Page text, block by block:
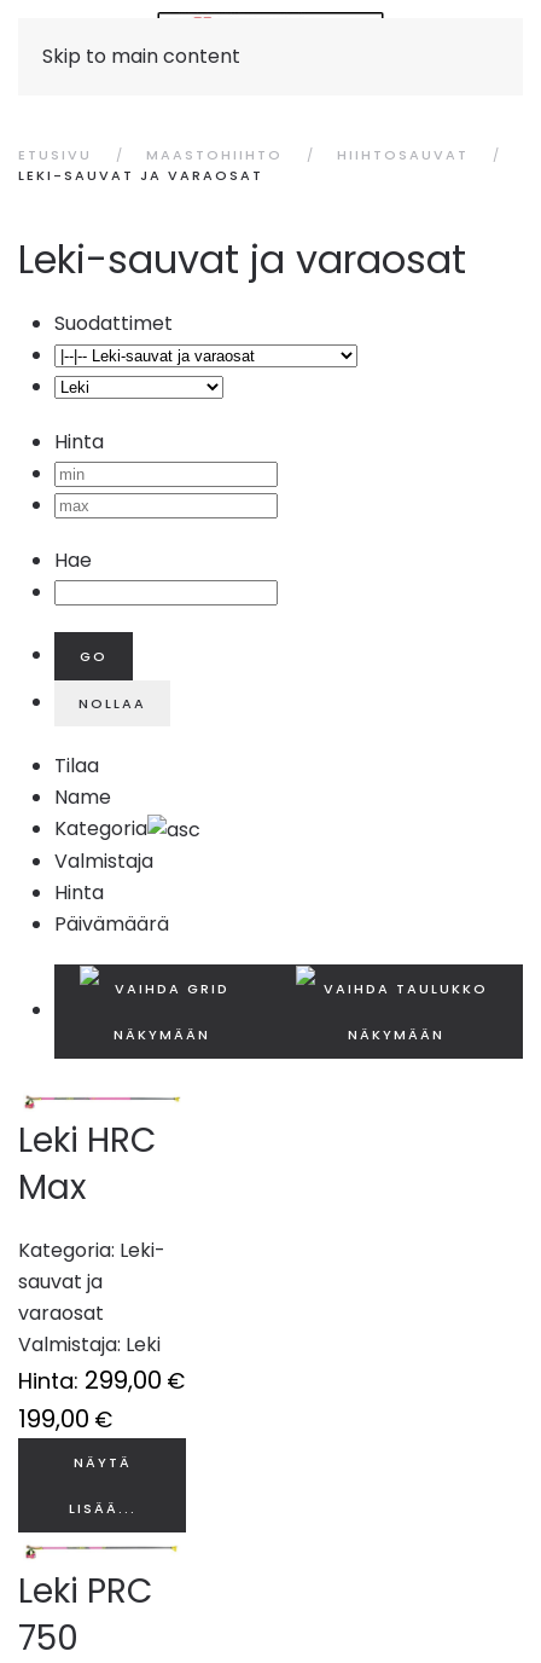
Skip to main content
ETUSIVU MAASTOHIIHTO
HIIHTOSAUVAT
LEKI-SAUVAT JA VARAOSAT
Leki-sauvat ja varaosat
Suodattimet
Hinta
Hae
Tilaa
Name
Kategoria
Valmistaja
Hinta
Päivämäärä
Leki HRC
Max
Kategoria: Leki-
sauvat ja
varaosat
Valmistaja: Leki
Hinta: 299,00 €
199,00 €
NÄYTÄ
LISÄÄ...
Leki PRC
750